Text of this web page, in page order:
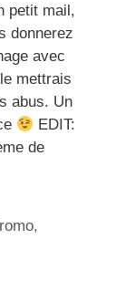
petit mail,
donnerez
avec
mettrais
abus. Un
EDIT:
de
,